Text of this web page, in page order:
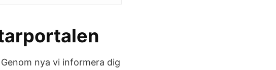
nya vi informera dig